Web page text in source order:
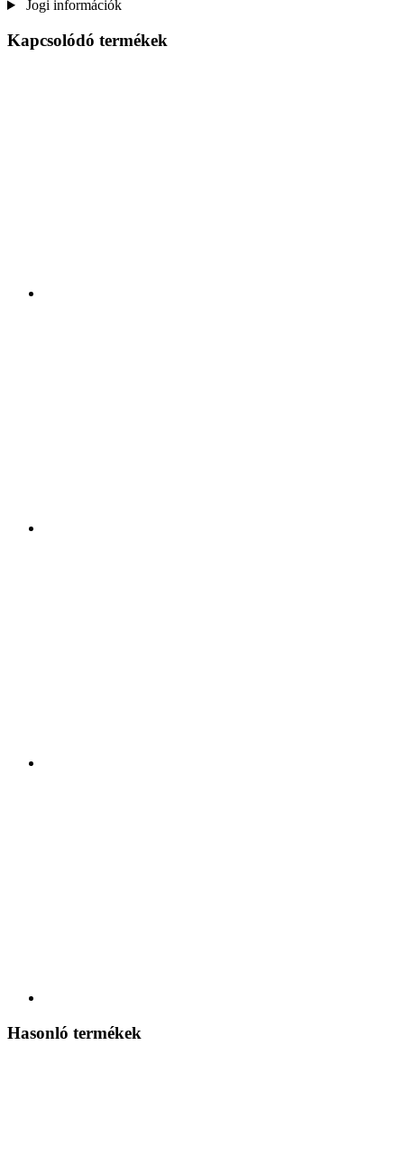
Jogi információk
Kapcsolódó termékek
Hasonló termékek